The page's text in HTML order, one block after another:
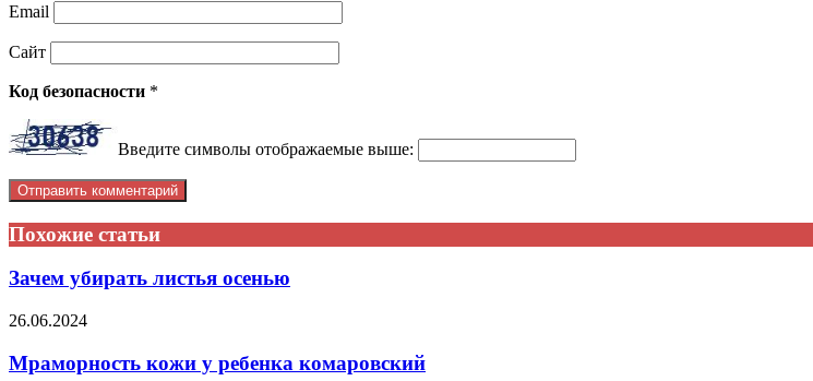
Email
Сайт
Код безопасности *
Введите символы отображаемые выше:
Похожие статьи
Зачем убирать листья осенью
26.06.2024
Мраморность кожи у ребенка комаровский